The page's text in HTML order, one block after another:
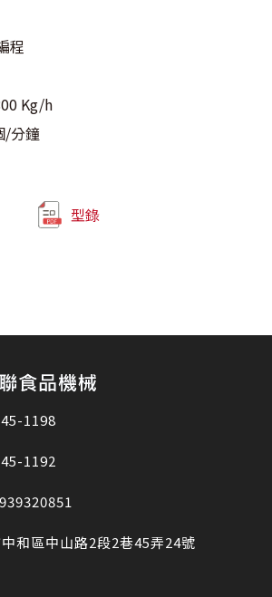
程
Kg/h
/分鐘
型錄
1198
1192
和區中山路2段2巷45弄24號